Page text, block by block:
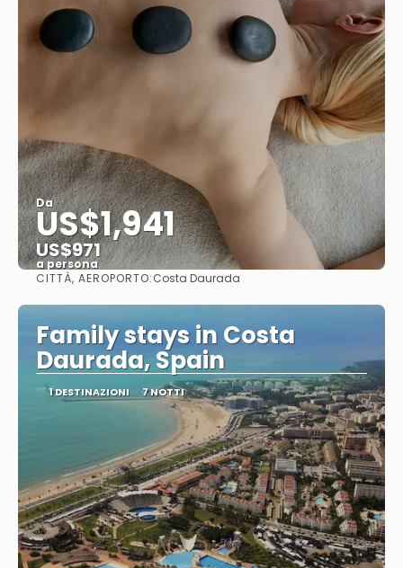
Da
US$1,941
US$971
a persona
Vedere
CITTÀ, AEROPORTO:Costa Daurada
Family stays in Costa
Daurada, Spain
1 DESTINAZIONI 7 NOTTI